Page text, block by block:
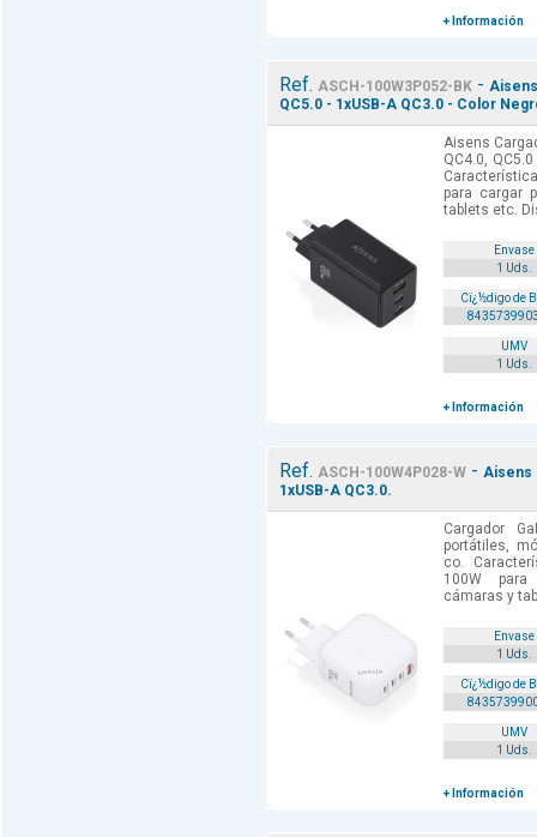
+ Información
Ref. ASCH-100W3P052-BK -
QC5.0 - 1xUSB-A QC3.0 - Color
Aisens
QC4.0,
para cargar
tablets etc.
Envase
1 Uds.
Cï¿½digo de
UMV
1 Uds.
+ Información
Ref. ASCH-100W4P028-W - Aisens
1xUSB-A QC3.0.
Cargador
portátiles,
co.
100W para
cámaras y
Envase
1 Uds.
Cï¿½digo de
UMV
1 Uds.
+ Información